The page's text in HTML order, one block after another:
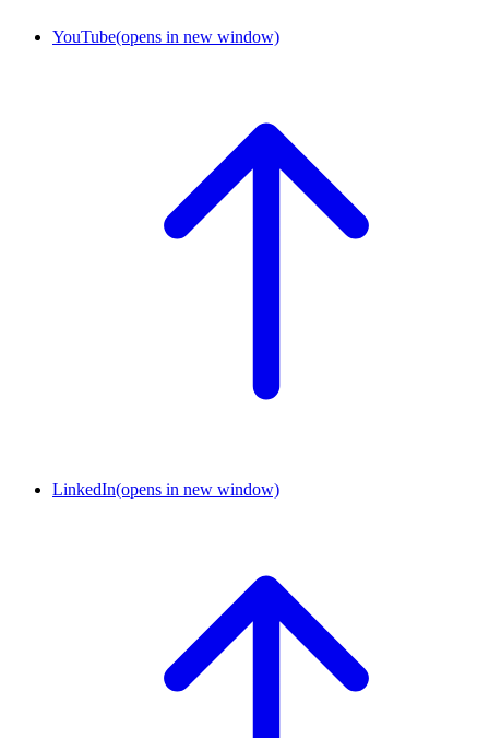
YouTube(opens in new window)
LinkedIn(opens in new window)